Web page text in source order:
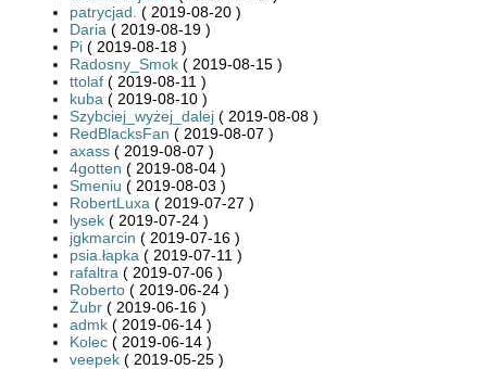
patrycjad. ( 2019-08-20 )
Daria ( 2019-08-19 )
Pi ( 2019-08-18 )
Radosny_Smok ( 2019-08-15 )
ttolaf ( 2019-08-11 )
kuba ( 2019-08-10 )
Szybciej_wyżej_dalej ( 2019-08-08 )
RedBlacksFan ( 2019-08-07 )
axass ( 2019-08-07 )
4gotten ( 2019-08-04 )
Smeniu ( 2019-08-03 )
RobertLuxa ( 2019-07-27 )
lysek ( 2019-07-24 )
jgkmarcin ( 2019-07-16 )
psia.łapka ( 2019-07-11 )
rafaltra ( 2019-07-06 )
Roberto ( 2019-06-24 )
Żubr ( 2019-06-16 )
admk ( 2019-06-14 )
Kolec ( 2019-06-14 )
veepek ( 2019-05-25 )